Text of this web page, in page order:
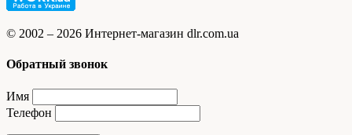
© 2002 – 2026 Интернет-магазин dlr.com.ua
Обратный звонок
Имя
Телефон